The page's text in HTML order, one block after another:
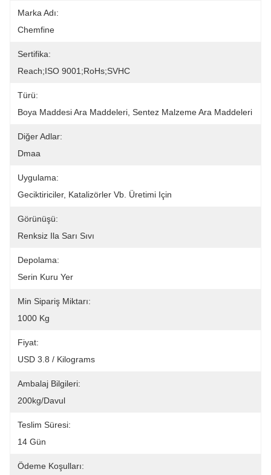
Marka Adı:
Chemfine
Sertifika:
Reach;ISO 9001;RoHs;SVHC
Türü:
Boya Maddesi Ara Maddeleri, Sentez Malzeme Ara Maddeleri
Diğer Adlar:
Dmaa
Uygulama:
Geciktiriciler, Katalizörler Vb. Üretimi Için
Görünüşü:
Renksiz Ila Sarı Sıvı
Depolama:
Serin Kuru Yer
Min Sipariş Miktarı:
1000 Kg
Fiyat:
USD 3.8 / Kilograms
Ambalaj Bilgileri:
200kg/davul
Teslim Süresi:
14 Gün
Ödeme Koşulları: